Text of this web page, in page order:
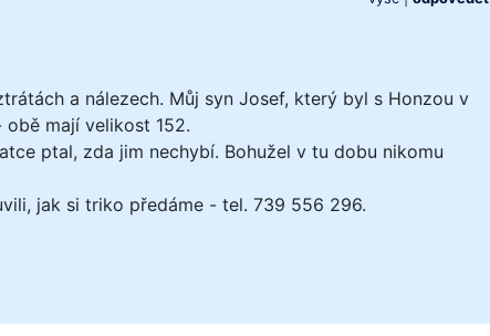
a nálezech. Můj syn Josef, který byl s Honzou v
mají velikost 152.
ptal, zda jim nechybí. Bohužel v tu dobu nikomu
jak si triko předáme - tel. 739 556 296.